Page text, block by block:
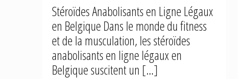
Stéroïdes Anabolisants en Ligne Légaux
en Belgique Dans le monde du fitness
et de la musculation, les stéroïdes
anabolisants en ligne légaux en
Belgique suscitent un […]